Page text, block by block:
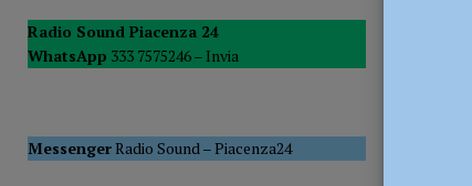
POLITICA
[ 5 Agosto 2026 ] Caldo estremo e asili nido,
Radio Sound Piacenza 24
WhatsApp 333 7575246 – Invia
MessengerRadio Sound–Piacenza24